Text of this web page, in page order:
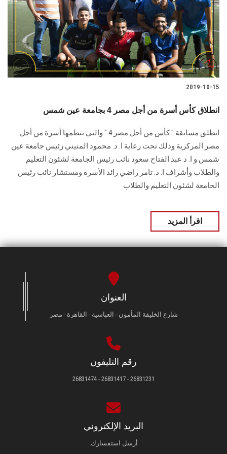
الطلاب
هيئة التدريس
الدراسات العليا
الزائـرون
سجل الان
2019-10-15
انطلاق كأس أسرة من أجل مصر 4 بجامعة عين شمس
انطلق مسابقة " كأس من أجل مصر 4 " والتي تنظمها أسرة من أجل
مصر المركزية وذلك تحت رعاية ا. د. محمود المتيني رئيس جامعة عين
شمس و ا. د عبد الفتاح سعود نائب رئيس الجامعة لشئون التعليم
والطلاب وأشراف ا. د. تامر راضي رائد الأسرة ومستشار نائب رئيس
الجامعة لشئون التعليم والطلاب
اقرأ المزيد
العنوان
شارع الخليفة المأمون - العباسية - القاهرة - مصر
رقم التليفون
26831231 - 26831417 - 26831474
البريد الإلكتروني
أرسل استفسارك.